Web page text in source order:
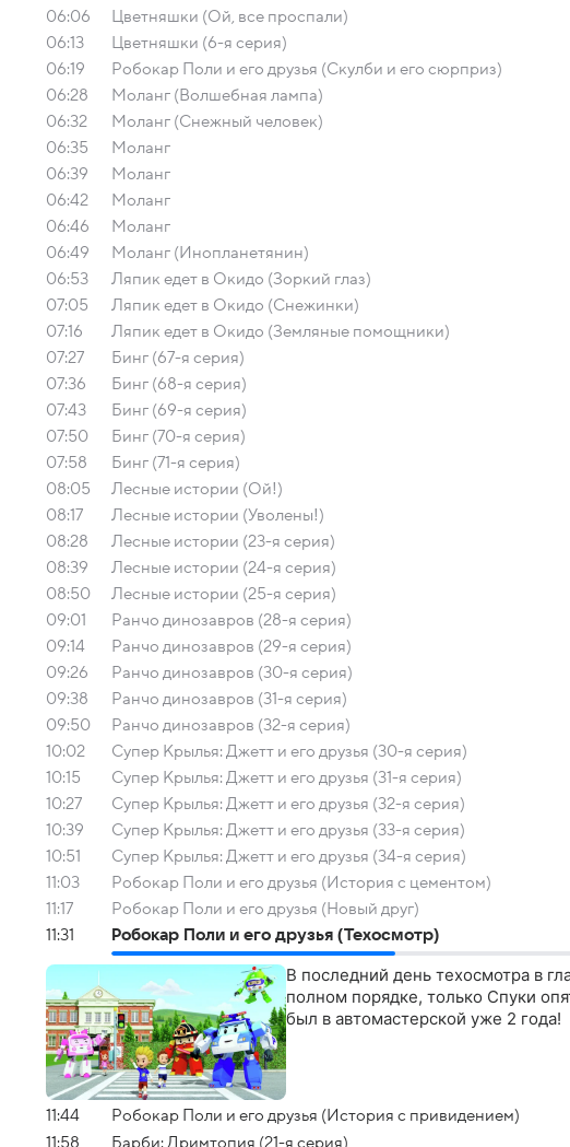
06:06
Цветняшки (Ой, все проспали)
06:13
Цветняшки (6-я серия)
06:19
Робокар Поли и его друзья (Скулби и его сюрприз)
06:28
Моланг (Волшебная лампа)
06:32
Моланг (Снежный человек)
06:35
Моланг
06:39
Моланг
06:42
Моланг
06:46
Моланг
06:49
Моланг (Инопланетянин)
06:53
Ляпик едет в Окидо (Зоркий глаз)
07:05
Ляпик едет в Окидо (Снежинки)
07:16
Ляпик едет в Окидо (Земляные помощники)
07:27
Бинг (67-я серия)
07:36
Бинг (68-я серия)
07:43
Бинг (69-я серия)
07:50
Бинг (70-я серия)
07:58
Бинг (71-я серия)
08:05
Лесные истории (Ой!)
08:17
Лесные истории (Уволены!)
08:28
Лесные истории (23-я серия)
08:39
Лесные истории (24-я серия)
08:50
Лесные истории (25-я серия)
09:01
Ранчо динозавров (28-я серия)
09:14
Ранчо динозавров (29-я серия)
09:26
Ранчо динозавров (30-я серия)
09:38
Ранчо динозавров (31-я серия)
09:50
Ранчо динозавров (32-я серия)
10:02
Супер Крылья: Джетт и его друзья (30-я серия)
10:15
Супер Крылья: Джетт и его друзья (31-я серия)
10:27
Супер Крылья: Джетт и его друзья (32-я серия)
10:39
Супер Крылья: Джетт и его друзья (33-я серия)
10:51
Супер Крылья: Джетт и его друзья (34-я серия)
11:03
Робокар Поли и его друзья (История с цементом)
11:17
Робокар Поли и его друзья (Новый друг)
11:31
Робокар Поли и его друзья (Техосмотр)
В последний день техосмотра в
полном порядке, только Спуки
был в автомастерской уже 2 года!
11:44
Робокар Поли и его друзья (История с привидением)
11:58
Барби: Дримтопия (21-я серия)